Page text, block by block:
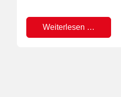
Weiterlesen …